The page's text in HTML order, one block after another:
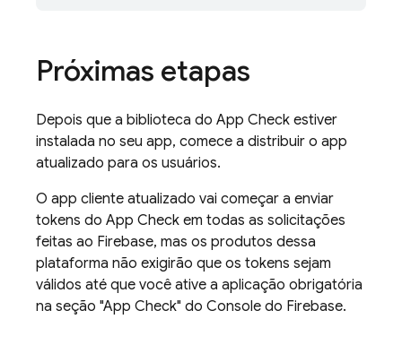
Próximas etapas
Depois que a biblioteca do App Check estiver
instalada no seu app, comece a distribuir o app
atualizado para os usuários.
O app cliente atualizado vai começar a enviar
tokens do App Check em todas as solicitações
feitas ao Firebase, mas os produtos dessa
plataforma não exigirão que os tokens sejam
válidos até que você ative a aplicação obrigatória
na seção "App Check" do Console do Firebase.